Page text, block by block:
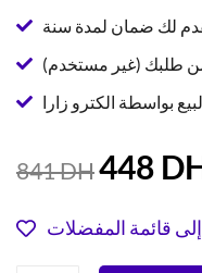
بواسطة الكترو زارا
841DH
السعر
الأصلي
هو:
448
قائمة المفضلات